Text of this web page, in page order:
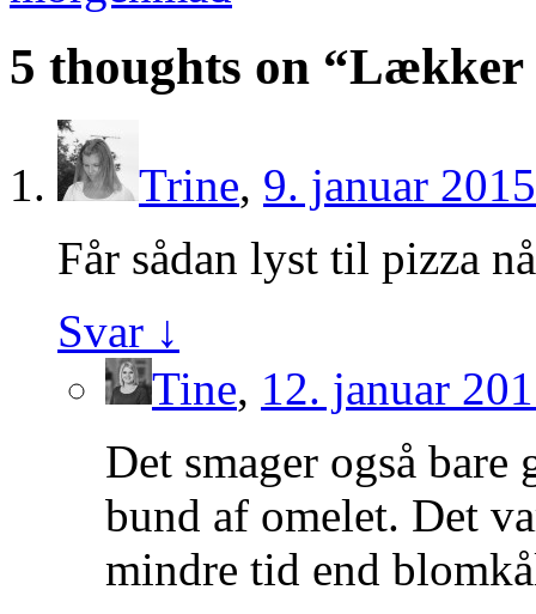
5 thoughts on “Lækker
Trine, 9. januar
Får sådan lyst til pizza
Svar ↓
Tine, 12. januar
Det smager også
bund af omelet. Det
mindre tid end